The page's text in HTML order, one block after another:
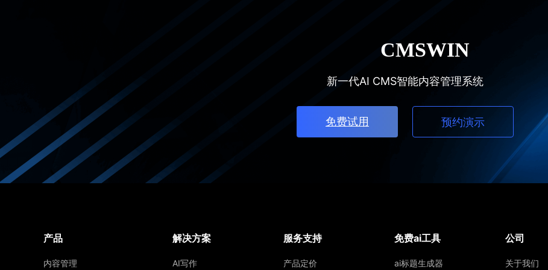
新一代AI CMS智能内容管理系统
免费试用 预约演示
产品
内容管理
解决方案
AI写作
服务支持
产品定价
免费ai工具
ai标题生成器
公司
关于我们